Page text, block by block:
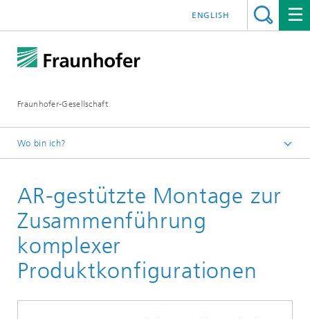
Fraunhofer-Gesellschaft
ENGLISH
Wo bin ich?
Technologien und Anwendungen
AR-gestützte Montage zur
Zusammenführung
komplexer
Produktkonfigurationen